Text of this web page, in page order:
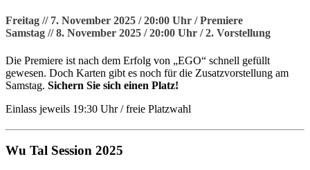
Freitag // 7. November 2025 / 20:00 Uhr / Premiere
Samstag // 8. November 2025 / 20:00 Uhr / 2. Vorstellung
Die Premiere ist nach dem Erfolg von „EGO“ schnell gefüllt
gewesen. Doch Karten gibt es noch für die Zusatzvorstellung am
Samstag. Sichern Sie sich einen Platz!
Einlass jeweils 19:30 Uhr / freie Platzwahl
Wu Tal Session 2025